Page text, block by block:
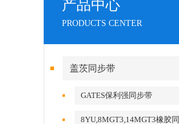
产品中心
PRODUCTS CENTER
盖茨同步带
GATES保利强同步带
8YU,8MGT3,14MGT3橡胶同